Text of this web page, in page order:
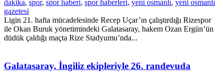
dakika, spor, spor haberi, spor haberleri, yeni osmanlı, yeni osmanlı
gazetesi
Ligin 21. hafta mücadelesinde Recep Uçar’ın çalıştırdığı Rizespor
ile Okan Buruk yönetimindeki Galatasaray, hakem Ozan Ergün’ün
düdük çaldığı maçta Rize Stadyumu’nda...
Galatasaray, İngiliz ekipleriyle 26. randevuda